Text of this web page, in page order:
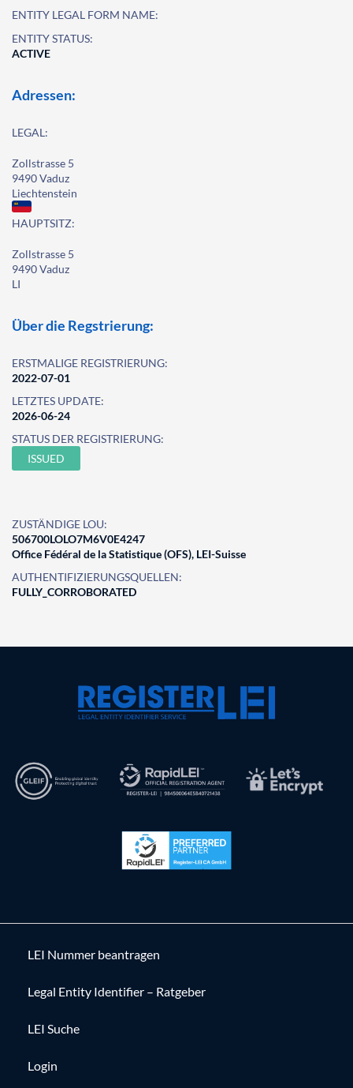
ENTITY LEGAL FORM NAME:
ENTITY STATUS:
ACTIVE
Adressen:
LEGAL:
Zollstrasse 5
9490 Vaduz
Liechtenstein
HAUPTSITZ:
Zollstrasse 5
9490 Vaduz
LI
Über die Regstrierung:
ERSTMALIGE REGISTRIERUNG:
2022-07-01
LETZTES UPDATE:
2026-06-24
STATUS DER REGISTRIERUNG:
ISSUED
ZUSTÄNDIGE LOU:
506700LOLO7M6V0E4247
Office Fédéral de la Statistique (OFS), LEI-Suisse
AUTHENTIFIZIERUNGSQUELLEN:
FULLY_CORROBORATED
LEI Nummer beantragen
Legal Entity Identifier – Ratgeber
LEI Suche
Login